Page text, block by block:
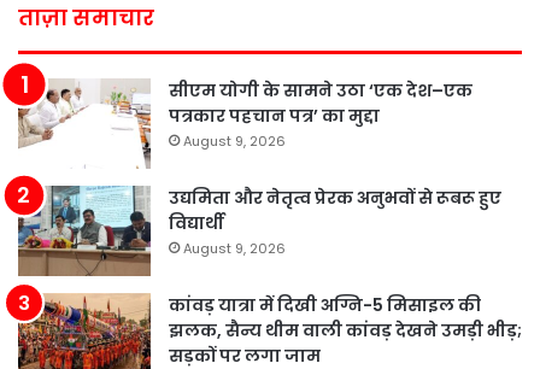
ताज़ा समाचार
सीएम योगी के सामने उठा ‘एक देश–एक
पत्रकार पहचान पत्र’ का मुद्दा
August 9, 2026
उद्यमिता और नेतृत्व प्रेरक अनुभवों से रूबरू हुए
विद्यार्थी
August 9, 2026
कांवड़ यात्रा में दिखी अग्नि-5 मिसाइल की
झलक, सैन्य थीम वाली कांवड़ देखने उमड़ी भीड़;
सड़कों पर लगा जाम